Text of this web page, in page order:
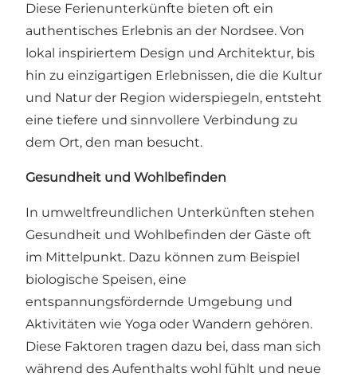
Diese Ferienunterkünfte bieten oft ein
authentisches Erlebnis an der Nordsee. Von
lokal inspiriertem Design und Architektur, bis
hin zu einzigartigen Erlebnissen, die die Kultur
und Natur der Region widerspiegeln, entsteht
eine tiefere und sinnvollere Verbindung zu
dem Ort, den man besucht.
Gesundheit und Wohlbefinden
In umweltfreundlichen Unterkünften stehen
Gesundheit und Wohlbefinden der Gäste oft
im Mittelpunkt. Dazu können zum Beispiel
biologische Speisen, eine
entspannungsfördernde Umgebung und
Aktivitäten wie Yoga oder Wandern gehören.
Diese Faktoren tragen dazu bei, dass man sich
während des Aufenthalts wohl fühlt und neue